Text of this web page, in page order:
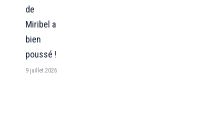
de
Miribel a
bien
poussé !
9 juillet 2026